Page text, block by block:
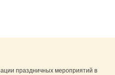
праздничных мероприятий в